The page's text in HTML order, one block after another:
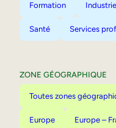
Formation
Santé Services
ZONE GÉOGRAPHIQUE
Toutes zones
Europe Europe –